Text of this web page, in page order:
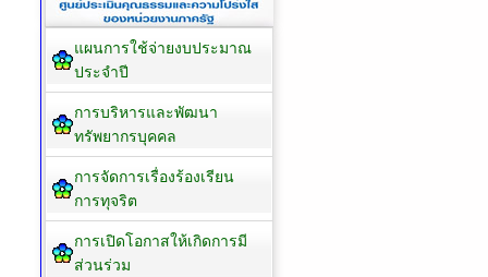
แผนการใช้จ่ายงบประมาณ
ประจำปี
การบริหารและพัฒนา
ทรัพยากรบุคคล
การจัดการเรื่องร้องเรียน
การทุจริต
การเปิดโอกาสให้เกิดการมี
ส่วนร่วม